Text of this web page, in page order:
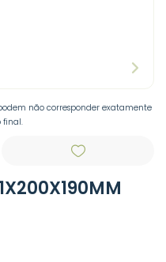
não corresponder exatamente
final.